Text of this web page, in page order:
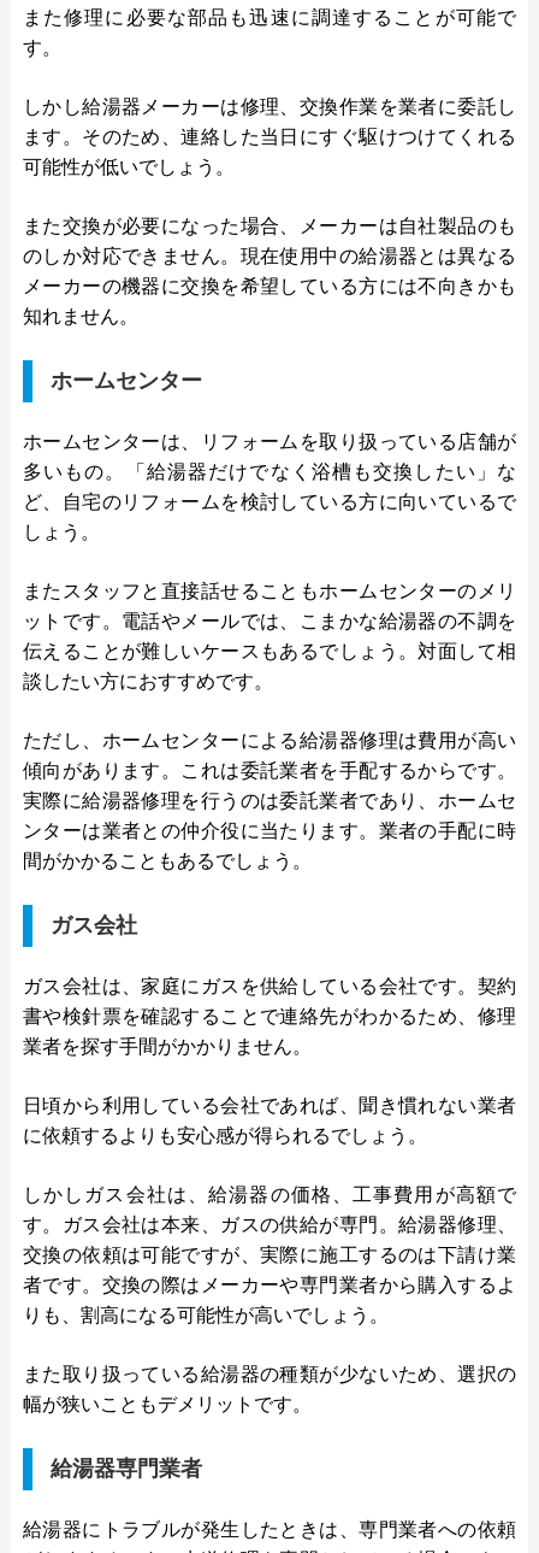
また修理に必要な部品も迅速に調達することが可能で
す。
しかし給湯器メーカーは修理、交換作業を業者に委託し
ます。そのため、連絡した当日にすぐ駆けつけてくれる
可能性が低いでしょう。
また交換が必要になった場合、メーカーは自社製品のも
のしか対応できません。現在使用中の給湯器とは異なる
メーカーの機器に交換を希望している方には不向きかも
知れません。
ホームセンター
ホームセンターは、リフォームを取り扱っている店舗が
多いもの。「給湯器だけでなく浴槽も交換したい」な
ど、自宅のリフォームを検討している方に向いているで
しょう。
またスタッフと直接話せることもホームセンターのメリ
ットです。電話やメールでは、こまかな給湯器の不調を
伝えることが難しいケースもあるでしょう。対面して相
談したい方におすすめです。
ただし、ホームセンターによる給湯器修理は費用が高い
傾向があります。これは委託業者を手配するからです。
実際に給湯器修理を行うのは委託業者であり、ホームセ
ンターは業者との仲介役に当たります。業者の手配に時
間がかかることもあるでしょう。
ガス会社
ガス会社は、家庭にガスを供給している会社です。契約
書や検針票を確認することで連絡先がわかるため、修理
業者を探す手間がかかりません。
日頃から利用している会社であれば、聞き慣れない業者
に依頼するよりも安心感が得られるでしょう。
しかしガス会社は、給湯器の価格、工事費用が高額で
す。ガス会社は本来、ガスの供給が専門。給湯器修理、
交換の依頼は可能ですが、実際に施工するのは下請け業
者です。交換の際はメーカーや専門業者から購入するよ
りも、割高になる可能性が高いでしょう。
また取り扱っている給湯器の種類が少ないため、選択の
幅が狭いこともデメリットです。
給湯器専門業者
給湯器にトラブルが発生したときは、専門業者への依頼